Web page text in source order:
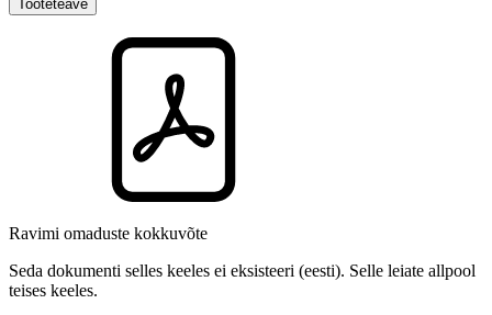
Tooteteave
Ravimi omaduste kokkuvõte
Seda dokumenti selles keeles ei eksisteeri (eesti). Selle leiate allpool
teises keeles.